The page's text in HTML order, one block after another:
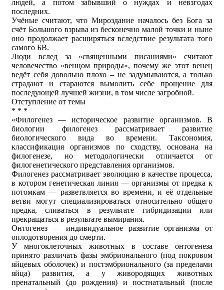
людей, а потом забывший о нуждах и невзгодах
последних.
Учёные считают, что Мироздание началось без Бога за
счёт Большого взрыва из бесконечно малой точки и ныне
оно продолжает расширяться вследствие результата того
самого БВ.
Люди вслед за «священными писаниями» считают
человечество «венцом природы», почему же этот венец
ведёт себя довольно плохо – не задумываются, а только
страдают и стараются вымолить себе прощение для
последующей лучшей жизни, в том числе загробной.
Отступление от темы
* * *
«Филогенез — историческое развитие организмов. В
биологии филогенез рассматривает развитие
биологического вида во времени. Таксономия,
классификация организмов по сходству, основана на
филогенезе, но методологически отличается от
филогенетического представления организмов.
Филогенез рассматривает эволюцию в качестве процесса,
в котором генетическая линия — организмы от предка к
потомкам — разветвляется во времени, и её отдельные
ветви могут специализироваться относительно общего
предка, сливаться в результате гибридизации или
прекращаться в результате вымирания.
Онтогенез — индивидуальное развитие организма от
оплодотворения до смерти.
У многоклеточных животных в составе онтогенеза
принято различать фазы эмбрионального (под покровом
яйцевых оболочек) и постэмбрионального (за пределами
яйца) развития, а у живородящих животных
пренатальный (до рождения) и постнатальный (после